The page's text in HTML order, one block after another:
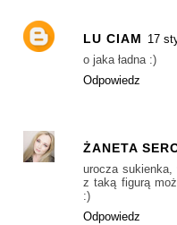
LU CIAM 17
o jaka ładna :)
Odpowiedz
ŻANETA
urocza sukienka,
z taką figurą
:)
Odpowiedz